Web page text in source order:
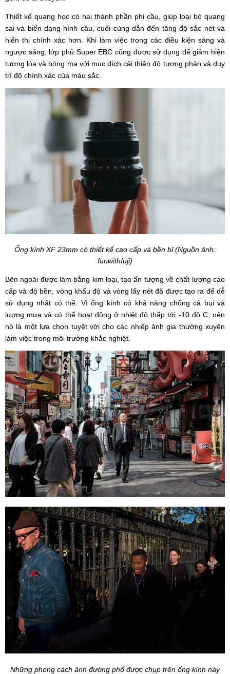
Thiết kế quang học có hai thành phần phi cầu, giúp loại bỏ quang
sai và biến dạng hình cầu, cuối cùng dẫn đến tăng độ sắc nét và
hiển thị chính xác hơn. Khi làm việc trong các điều kiện sáng và
ngược sáng, lớp phủ Super EBC cũng được sử dụng để giảm hiện
tượng lóa và bóng ma với mục đích cải thiện độ tương phản và duy
trì độ chính xác của màu sắc.
Ống kính XF 23mm có thiết kế cao cấp và bền bỉ (Nguồn ảnh:
funwithfuji)
Bên ngoài được làm bằng kim loại, tạo ấn tượng về chất lượng cao
cấp và độ bền, vòng khẩu độ và vòng lấy nét đã được tạo ra để dễ
sử dụng nhất có thể. Vì ống kính có khả năng chống cả bụi và
lượng mưa và có thể hoạt động ở nhiệt độ thấp tới -10 độ C, nên
nó là một lựa chọn tuyệt vời cho các nhiếp ảnh gia thường xuyên
làm việc trong môi trường khắc nghiệt.
Những phong cách ảnh đường phố được chụp trên ống kính này